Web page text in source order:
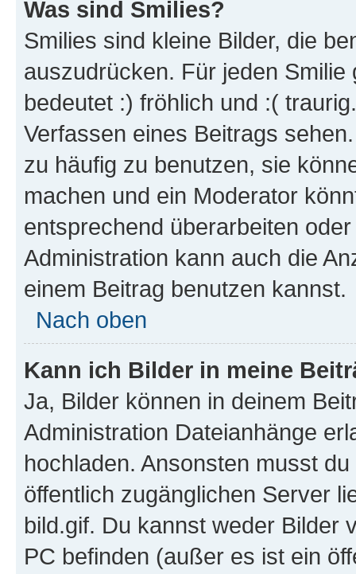
Was sind Smilies?
Smilies sind kleine Bilder, die
auszudrücken. Für jeden
bedeutet :) fröhlich und :(
Verfassen eines Beitrags
zu häufig zu benutzen, sie
machen und ein Moderator
entsprechend überarbeiten
Administration kann auch die
einem Beitrag benutzen kannst.
Nach oben
Kann ich Bilder in meine
Ja, Bilder können in deinem
Administration Dateianhänge
hochladen. Ansonsten musst
öffentlich zugänglichen Server
bild.gif. Du kannst weder Bilder
PC befinden (außer es ist ein